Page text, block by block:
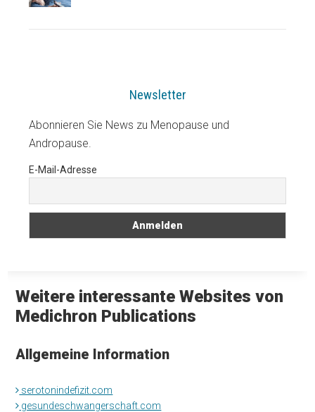
Newsletter
Abonnieren Sie News zu Menopause und
Andropause.
E-Mail-Adresse
Weitere interessante Websites von
Medichron Publications
Allgemeine Information
serotonindefizit.com
gesundeschwangerschaft.com